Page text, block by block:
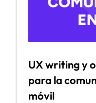
UX writing y
para la
móvil